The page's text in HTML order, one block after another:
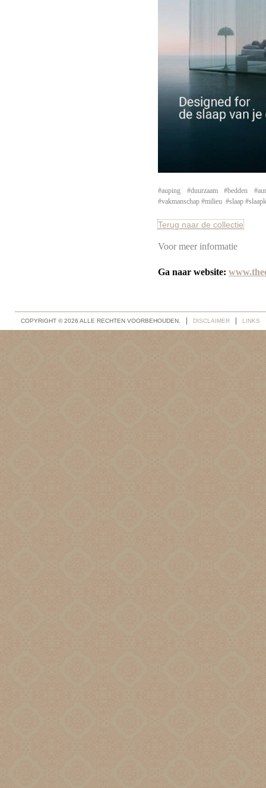
#auping #duurzaam #bedden
#vakmanschap #milieu #slaap
Terug naar de collectie
Voor meer informatie
Ga naar website:
COPYRIGHT © 2026 ALLE RECHTEN VOORBEHOUDEN. DISCLAIMER LINKS